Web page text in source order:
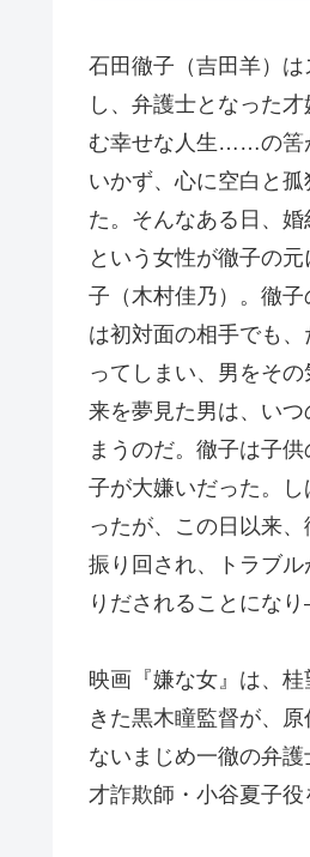
石田徹子（吉田羊）
し、弁護士となった
む幸せな人生……の筈
いかず、心に空白と
た。そんなある日、
という女性が徹子の
子（木村佳乃）。徹
は初対面の相手でも
ってしまい、男をそ
来を夢見た男は、い
まうのだ。徹子は子
子が大嫌いだった。
ったが、この日以来
振り回され、トラブ
りだされることにな
映画『嫌な女』は、
きた黒木瞳監督が、
ないまじめ一徹の弁
才詐欺師・小谷夏子役